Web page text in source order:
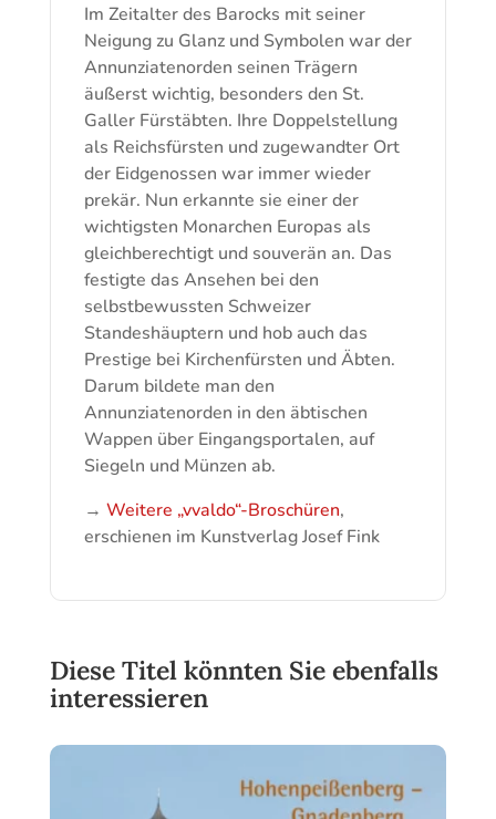
Im Zeitalter des Barocks mit seiner
Neigung zu Glanz und Symbolen war der
Annunziatenorden seinen Trägern
äußerst wichtig, besonders den St.
Galler Fürstäbten. Ihre Doppelstellung
als Reichsfürsten und zugewandter Ort
der Eidgenossen war immer wieder
prekär. Nun erkannte sie einer der
wichtigsten Monarchen Europas als
gleichberechtigt und souverän an. Das
festigte das Ansehen bei den
selbstbewussten Schweizer
Standeshäuptern und hob auch das
Prestige bei Kirchenfürsten und Äbten.
Darum bildete man den
Annunziatenorden in den äbtischen
Wappen über Eingangsportalen, auf
Siegeln und Münzen ab.
→ Weitere „vvaldo“-Broschüren,
erschienen im Kunstverlag Josef Fink
Diese Titel könnten Sie ebenfalls
interessieren